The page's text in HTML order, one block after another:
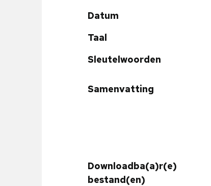
Datum
Taal
Sleutelwoorden
Samenvatting
Downloadba(a)r(e)
bestand(en)